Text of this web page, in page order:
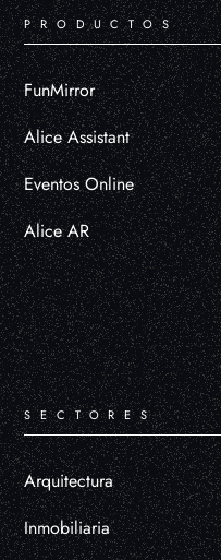
PRODUCTOS
FunMirror
Alice Assistant
Eventos Online
Alice AR
SECTORES
Arquitectura
Inmobiliaria